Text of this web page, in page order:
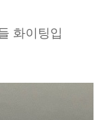
화이팅입